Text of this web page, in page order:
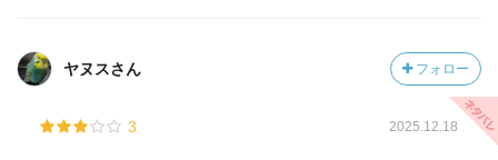
ヤヌスさん フォロー
3 2025.12.18